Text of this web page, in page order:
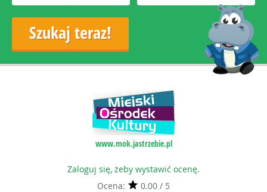
www.mok.jastrzebie.pl
Zaloguj się, żeby wystawić ocenę.
Ocena:
0.00 / 5